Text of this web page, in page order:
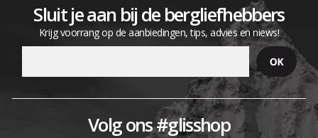
Sluit je aan bij de bergliefhebbers
Krijg voorrang op de aanbiedingen, tips, advies en niews!
Volg ons #glisshop